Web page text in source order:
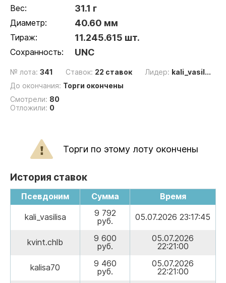
Вес: 31.1 г
Диаметр: 40.60 мм
Тираж: 11.245.615 шт.
Сохранность: UNC
№ лота: 341 Ставок: 22 ставок Лидер: kali_vasil...
До окончания: Торги окончены
Смотрели: 80
Отложили: 0
Торги по этому лоту окончены
История ставок
Псевдоним Сумма Время
kali_vasilisa
9 792
руб.
05.07.2026 23:17:45
kvint.chlb
9 600
руб.
05.07.2026
22:21:00
kalisa70
9 460
руб.
05.07.2026
22:21:00